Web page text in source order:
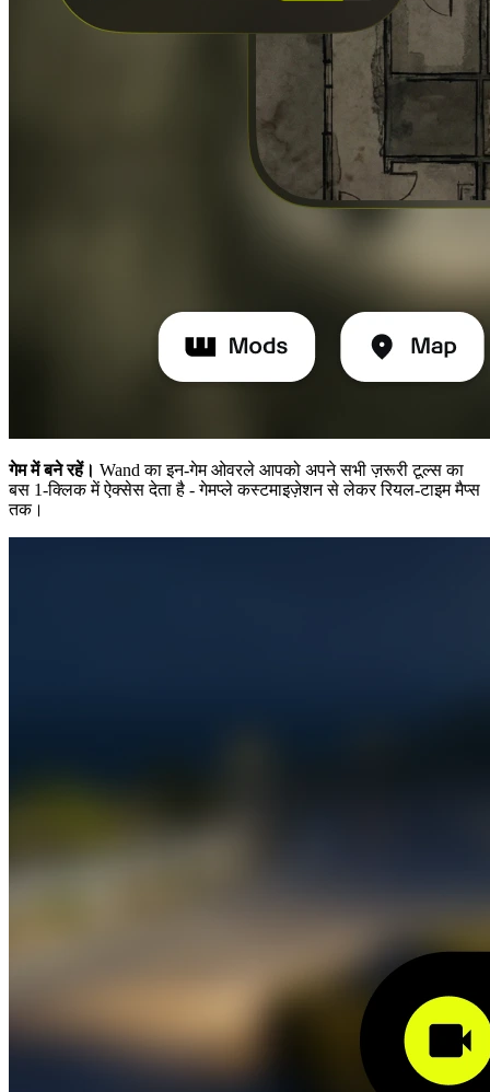
गेम में बने रहें। Wand का इन-गेम ओवरले आपको अपने सभी ज़रूरी टूल्स का
बस 1-क्लिक में ऐक्सेस देता है - गेमप्ले कस्टमाइज़ेशन से लेकर रियल-टाइम मैप्स
तक।